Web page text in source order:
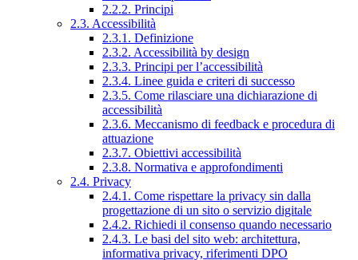
2.2.2. Principi
2.3. Accessibilità
2.3.1. Definizione
2.3.2. Accessibilità by design
2.3.3. Principi per l’accessibilità
2.3.4. Linee guida e criteri di successo
2.3.5. Come rilasciare una dichiarazione di
accessibilità
2.3.6. Meccanismo di feedback e procedura di
attuazione
2.3.7. Obiettivi accessibilità
2.3.8. Normativa e approfondimenti
2.4. Privacy
2.4.1. Come rispettare la privacy sin dalla
progettazione di un sito o servizio digitale
2.4.2. Richiedi il consenso quando necessario
2.4.3. Le basi del sito web: architettura,
informativa privacy, riferimenti DPO